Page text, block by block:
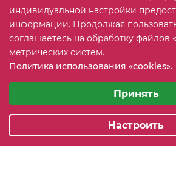
+7 (815) 2 606-608
г. Мурманск, ул.
индивидуальной настройки
информации. Продолжая
соглашаетесь на обработку файлов
метрических систем.
Политика использования «cookies».
Аналитические/Функциональные
Принять
Настроить